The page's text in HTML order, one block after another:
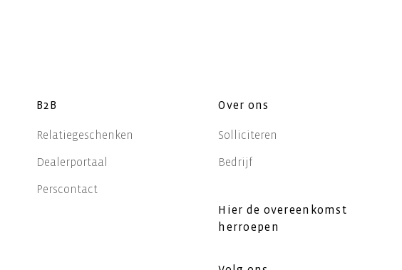
B2B
Relatiegeschenken
Dealerportaal
Perscontact
Over ons
Solliciteren
Bedrijf
Hier de overeenkomst
herroepen